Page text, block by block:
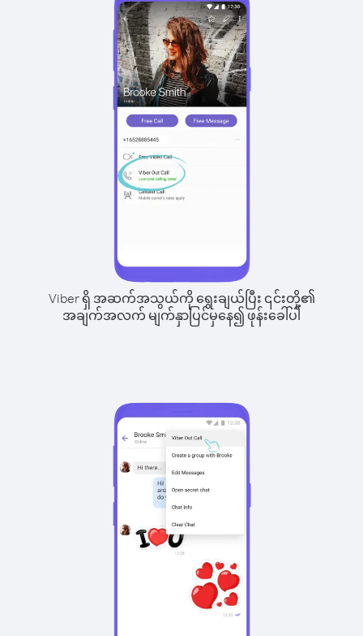
Viber ရှိ အဆက်အသွယ်ကို ရွေးချယ်ပြီး ၎င်းတို့၏
အချက်အလက် မျက်နှာပြင်မှနေ၍ ဖုန်းခေါ်ပါ